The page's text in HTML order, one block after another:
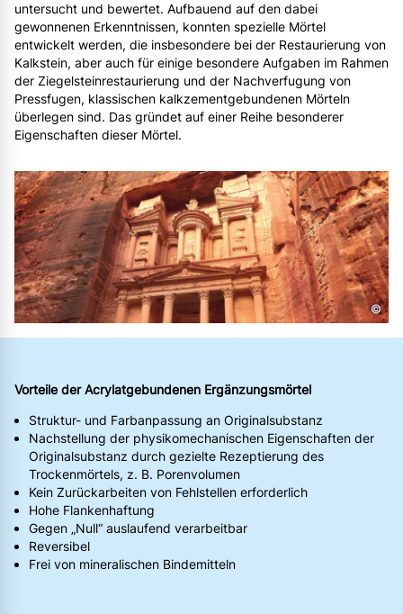
untersucht und bewertet. Aufbauend auf den dabei
gewonnenen Erkenntnissen, konnten spezielle Mörtel
entwickelt werden, die insbesondere bei der Restaurierung von
Kalkstein, aber auch für einige besondere Aufgaben im Rahmen
der Ziegelsteinrestaurierung und der Nachverfugung von
Pressfugen, klassischen kalkzementgebundenen Mörteln
überlegen sind. Das gründet auf einer Reihe besonderer
Eigenschaften dieser Mörtel.
©
Vorteile der Acrylatgebundenen Ergänzungsmörtel
Struktur- und Farbanpassung an Originalsubstanz
Nachstellung der physikomechanischen Eigenschaften der
Originalsubstanz durch gezielte Rezeptierung des
Trockenmörtels, z. B. Porenvolumen
Kein Zurückarbeiten von Fehlstellen erforderlich
Hohe Flankenhaftung
Gegen „Null“ auslaufend verarbeitbar
Reversibel
Frei von mineralischen Bindemitteln